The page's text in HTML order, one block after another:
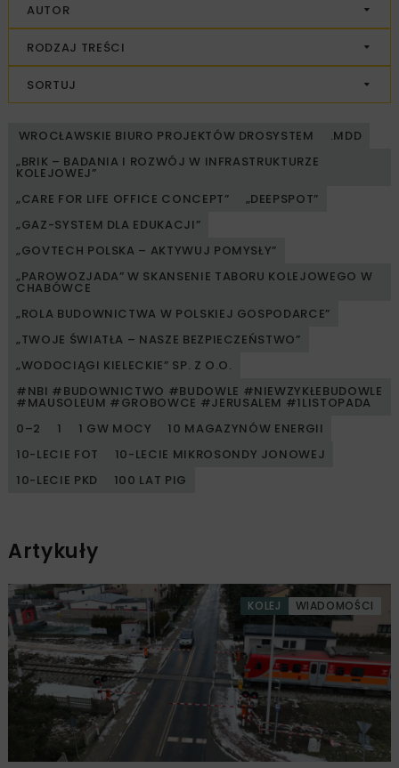
AUTOR
RODZAJ TREŚCI
SORTUJ
WROCŁAWSKIE BIURO PROJEKTÓW DROSYSTEM
.MDD
„BRIK – BADANIA I ROZWÓJ W INFRASTRUKTURZE
KOLEJOWEJ”
„CARE FOR LIFE OFFICE CONCEPT”
„DEEPSPOT”
„GAZ-SYSTEM DLA EDUKACJI”
„GOVTECH POLSKA – AKTYWUJ POMYSŁY”
„PAROWOZJADA” W SKANSENIE TABORU KOLEJOWEGO W
CHABÓWCE
„ROLA BUDOWNICTWA W POLSKIEJ GOSPODARCE”
„TWOJE ŚWIATŁA – NASZE BEZPIECZEŃSTWO”
„WODOCIĄGI KIELECKIE” SP. Z O.O.
#NBI #BUDOWNICTWO #BUDOWLE #NIEWZYKŁEBUDOWLE
#MAUSOLEUM #GROBOWCE #JERUSALEM #1LISTOPADA
0–2
1 1 GW MOCY
10 MAGAZYNÓW ENERGII
10-LECIE FOT
10-LECIE MIKROSONDY JONOWEJ
10-LECIE PKD
100 LAT PIG
Artykuły
KOLEJ WIADOMOŚCI